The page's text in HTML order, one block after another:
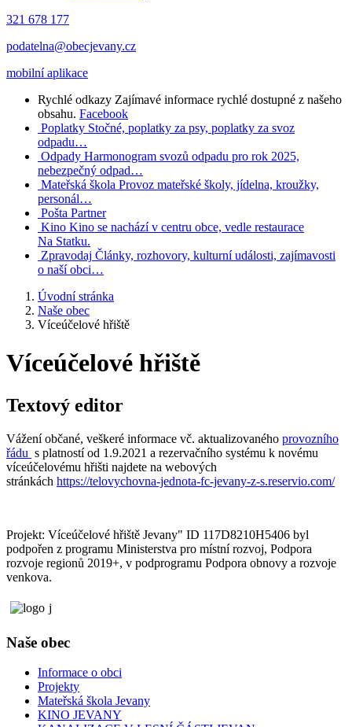
321 678 177
podatelna@obecjevany.cz
mobilní aplikace
Rychlé odkazy Zajímavé informace rychlé dostupné z našeho
obsahu. Facebook
Poplatky Stočné, poplatky za psy, poplatky za svoz
odpadu…
Odpady Harmonogram svozů odpadu pro rok 2025,
nebezpečný odpad…
Mateřská škola Provoz mateřské školy, jídelna, kroužky,
personál…
Pošta Partner
Kino Kino se nachází v centru obce, vedle restaurace
Na Statku.
Zpravodaj Články, rozhovory, kulturní události, zajímavosti
o naší obci…
Úvodní stránka
Naše obec
Víceúčelové hřiště
Víceúčelové hřiště
Textový editor
Vážení občané, veškeré informace vč. aktualizovaného provozního
řádu s platností od 1.9.2021 a rezervačního systému k novému
víceúčelovému hřišti najdete na webových
stránkách https://telovychovna-jednota-fc-jevany-z-s.reservio.com/
Projekt: Víceúčelové hřiště Jevany" ID 117D8210H5406 byl
podpořen z programu Ministerstva pro místní rozvoj, Podpora
rozvoje regionů 2019+, v podprogramu Podpora obnovy a rozvoje
venkova.
j
Naše obec
Informace o obci
Projekty
Mateřská škola Jevany
KINO JEVANY